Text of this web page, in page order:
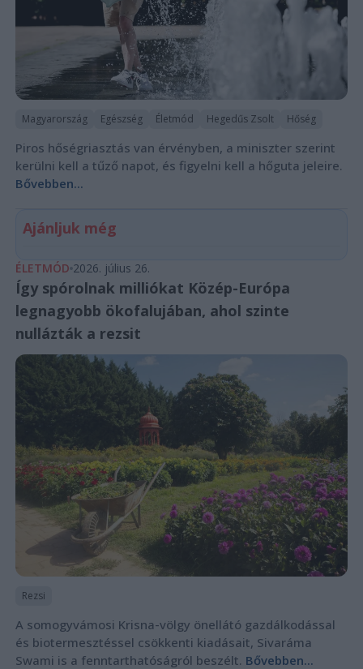
Magyarország Egészség Életmód Hegedűs Zsolt Hőség
Piros hőségriasztás van érvényben, a miniszter szerint
kerülni kell a tűző napot, és figyelni kell a hőguta jeleire.
Bővebben...
Ajánljuk még
ÉLETMÓD 2026. július 26.
Így spórolnak milliókat Közép-Európa
legnagyobb ökofalujában, ahol szinte
nullázták a rezsit
Rezsi
A somogyvámosi Krisna-völgy önellátó gazdálkodással
és biotermesztéssel csökkenti kiadásait, Sivaráma
Swami is a fenntarthatóságról beszélt. Bővebben...